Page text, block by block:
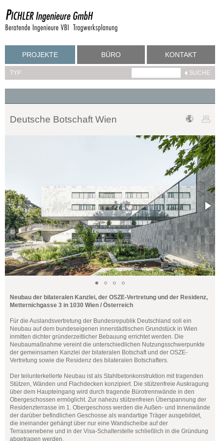
PROJEKTE BÜRO KONTAKT
TYP
Deutsche Botschaft Wien
Neubau der bilateralen Kanzlei, der OSZE-Vertretung und der Residenz,
Metternichgasse 3 in 1030 Wien / Österreich
Für die Auslandsvertretung der Bundesrepublik Deutschland soll ein
Neubau auf dem bundeseigenen innerstädtischen Grundstück in Wien
inmitten dichter gründerzeitlicher Bebauung errichtet werden. Die
Neubaumaßnahme vereint die unterschiedlichen Nutzungsschwerpunkte
der gemeinsamen Kanzlei der bilateralen Botschaft und der OSZE-
Vertretung sowie die Residenz des bilateralen Botschafters.
Der teilunterkellerte Neubau ist als Stahlbetonkonstruktion mit tragenden
Stützen, Wänden und Flachdecken konzipiert. Die stützenfreie Auskragung
über dem Haupteingang wird durch tragende Bürotrennwände in den
Obergeschossen ermöglicht. Zur nahezu stützenfreien Überspannung der
Residenzterrasse im 1. Obergeschoss werden die Außen- und Innenwände
der darüber befindlichen Geschosse als wandartige Träger ausgebildet,
die ineinander gehängt über nur eine Wandscheibe auf der
Terrassenebene und in der Visa-Schalterstelle schließlich in die Gründung
abgetragen werden.